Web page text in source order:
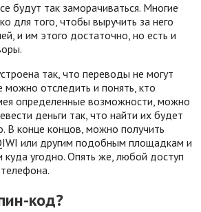
будут так заморачиваться. Многие
для того, чтобы выручить за него
и им этого достаточно, но есть и
так, что переводы не могут
можно отследить и понять, кто
определенные возможности, можно
деньги так, что найти их будет
В конце концов, можно получить
или другим подобным площадкам и
куда угодно. Опять же, любой доступ
код?